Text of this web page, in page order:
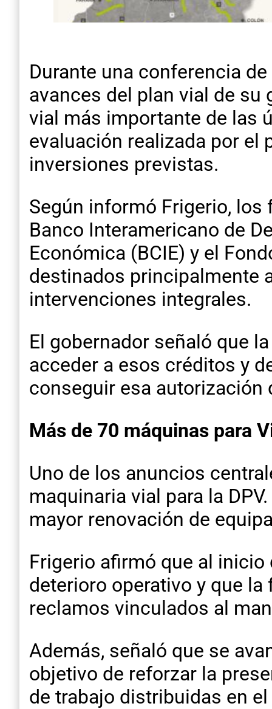
Durante una conferencia
avances del plan vial de su
vial más importante de las
evaluación realizada por el
inversiones previstas.
Según informó Frigerio,
Banco Interamericano de
Económica (BCIE) y el
destinados principalmente
intervenciones integrales.
El gobernador señaló que
acceder a esos créditos y
conseguir esa autorización
Más de 70 máquinas para
Uno de los anuncios
maquinaria vial para la
mayor renovación de
Frigerio afirmó que al
deterioro operativo y que
reclamos vinculados al
Además, señaló que se
objetivo de reforzar la
de trabajo distribuidas en